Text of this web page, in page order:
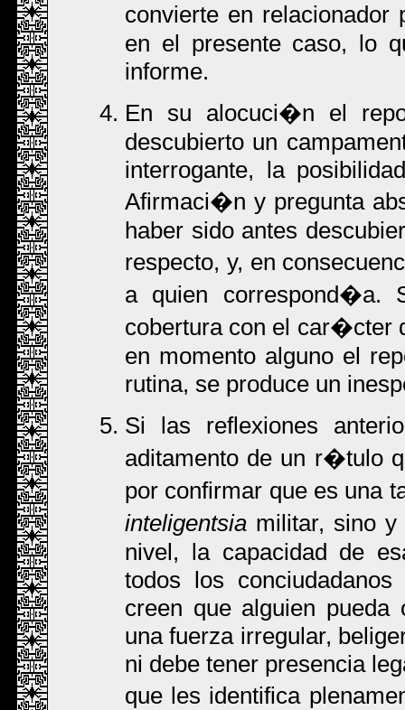
convierte en
en el presente caso, lo
informe.
En su alocuci�n el
descubierto un
interrogante, la
Afirmaci�n y pregunta
haber sido antes
respecto, y, en
a quien
cobertura con el car�cter
en momento alguno el
rutina, se produce un
Si las reflexiones
aditamento de un r�tulo
por confirmar que es una
inteligentsia militar, sino
nivel, la capacidad de
todos los
creen que alguien pueda
una fuerza irregular,
ni debe tener presencia
que les identifica